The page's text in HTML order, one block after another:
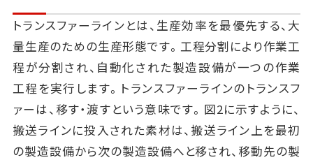
トランスファーラインとは、生産効率を最優先する、大
量生産のための生産形態です。工程分割により作業工
程が分割され、自動化された製造設備が一つの作業
工程を実行します。トランスファーラインのトランスフ
ァーは、移す・渡すという意味です。図2に示すように、
搬送ラインに投入された素材は、搬送ライン上を最初
の製造設備から次の製造設備へと移され、移動先の製